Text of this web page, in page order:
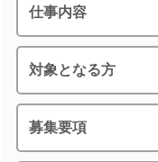
仕事内容
対象となる方
募集要項